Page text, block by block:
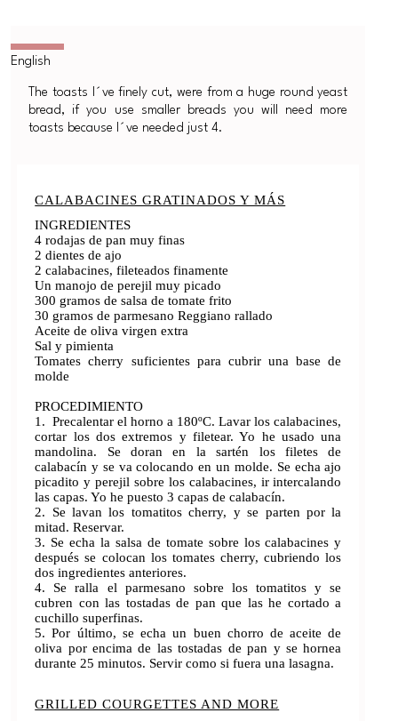
The toasts I´ve finely cut, were from a huge round yeast
bread, if you use smaller breads you will need more
toasts because I´ve needed just 4.
CALABACINES GRATINADOS Y MÁS
INGREDIENTES
4 rodajas de pan muy finas
2 dientes de ajo
2 calabacines, fileteados finamente
Un manojo de perejil muy picado
300 gramos de salsa de tomate frito
30 gramos de parmesano Reggiano rallado
Aceite de oliva virgen extra
Sal y pimienta
Tomates cherry suficientes para cubrir una base de
molde
PROCEDIMIENTO
1. Precalentar el horno a 180ºC. Lavar los calabacines,
cortar los dos extremos y filetear. Yo he usado una
mandolina. Se doran en la sartén los filetes de
calabacín y se va colocando en un molde. Se echa ajo
picadito y perejil sobre los calabacines, ir intercalando
las capas. Yo he puesto 3 capas de calabacín.
2. Se lavan los tomatitos cherry, y se parten por la
mitad. Reservar.
3. Se echa la salsa de tomate sobre los calabacines y
después se colocan los tomates cherry, cubriendo los
dos ingredientes anteriores.
4. Se ralla el parmesano sobre los tomatitos y se
cubren con las tostadas de pan que las he cortado a
cuchillo superfinas.
5. Por último, se echa un buen chorro de aceite de
oliva por encima de las tostadas de pan y se hornea
durante 25 minutos. Servir como si fuera una lasagna.
GRILLED COURGETTES AND MORE